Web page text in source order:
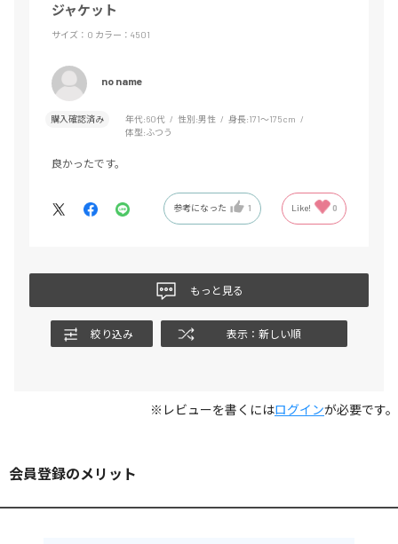
ジャケット
サイズ：O カラー：4501
no name
購入確認済み 年代:60代 性別:男性 身長:171～175cm
体型:ふつう
良かったです。
参考になった 1 Like! 0
もっと見る
絞り込み 表示：新しい順
※レビューを書くにはログインが必要です。
会員登録のメリット